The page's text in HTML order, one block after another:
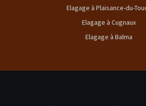
Elagage à Plaisance-du-
Elagage à Cugnaux
Elagage à Balma